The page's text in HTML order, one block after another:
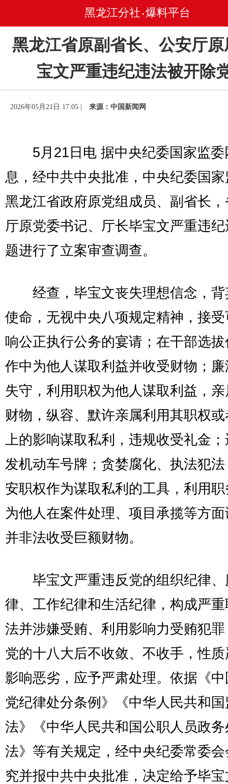
黑龙江分社 • 爆料平台
黑龙江省原副省长、公安厅
宝文严重违纪违法被开除
2026年05月21日 17:05 | 来源：中国新闻网
5月21日电 据中央纪委国家监委
息，经中共中央批准，中央纪委国
黑龙江省政府原党组成员、副省长
厅原党委书记、厅长毕宝文严重违
题进行了立案审查调查。
经查，毕宝文丧失理想信念，背
使命，无视中央八项规定精神，接
响公正执行公务的宴请；在干部选
作中为他人谋取利益并收受财物；
失守，利用职权为他人谋取利益，
财物，纵容、默许亲属利用其职权
上的影响谋取私利，违规收受礼金
发机动车号牌；贪婪腐化、执法犯
安职权作为谋取私利的工具，利用
为他人在案件处理、项目承揽等方
并非法收受巨额财物。
毕宝文严重违反党的组织纪律、
律、工作纪律和生活纪律，构成严
法并涉嫌受贿、利用影响力受贿犯
党的十八大后不收敛、不收手，性
影响恶劣，应予严肃处理。依据《
党纪律处分条例》《中华人民共和
法》《中华人民共和国公职人员政
法》等有关规定，经中央纪委常委
究并报中共中央批准，决定给予毕